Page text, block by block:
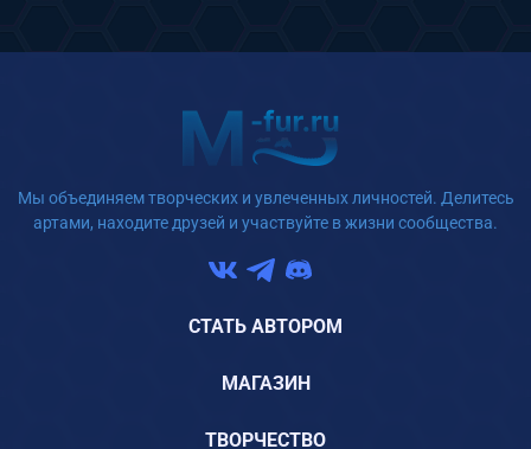
Мы объединяем творческих и увлеченных личностей. Делитесь
артами, находите друзей и участвуйте в жизни сообщества.
СТАТЬ АВТОРОМ
МАГАЗИН
ТВОРЧЕСТВО